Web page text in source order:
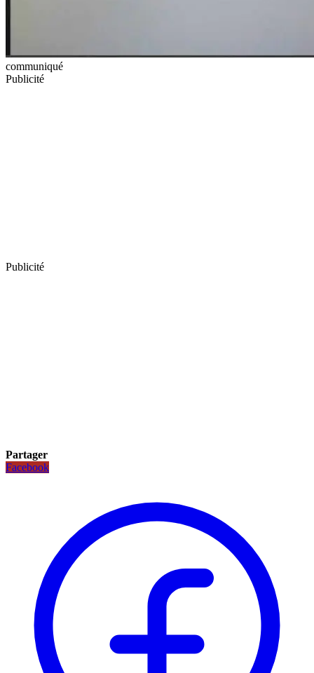
communiqué
Publicité
Publicité
Partager
Facebook